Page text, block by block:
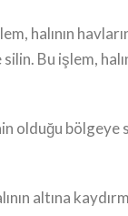
Bu işlem,
olduğu
altına